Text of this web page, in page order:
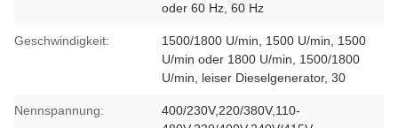
oder 60 Hz, 60 Hz
Geschwindigkeit:
1500/1800 U/min, 1500 U/min, 1500
U/min oder 1800 U/min, 1500/1800
U/min, leiser Dieselgenerator, 30
Nennspannung:
400/230V,220/380V,110-